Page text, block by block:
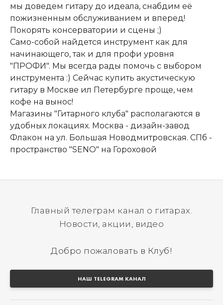
мы доведем гитару до идеала, снабдим её
пожизненным обслуживанием и вперед!
Покорять консерватории и сцены ;)
Само-собой найдется инструмент как для
начинающего, так и для профи уровня
"ПРОФИ". Мы всегда рады помочь с выбором
инструмента :) Сейчас купить акустическую
гитару в Москве ил Петербурге проще, чем
кофе на вынос!
Магазины "Гитарного клуба" располагаются в
удобных локациях. Москва - дизайн-завод
Флакон на ул. Большая Новодмитровская. СПб -
пространство "SENO" на Гороховой
Главный телеграм канал о гитарах.
Новости, акции, видео
Добро пожаловать в Клуб!
НАШ TELEGRAM КАНАЛ